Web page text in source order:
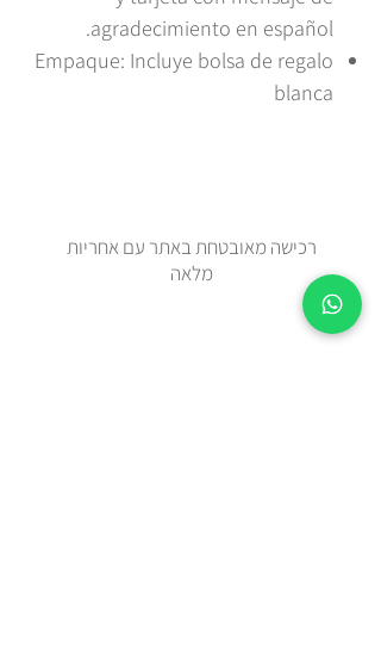
agradecimiento en español.
Empaque: Incluye bolsa de regalo
blanca
רכישה מאובטחת באתר עם אחריות
מלאה